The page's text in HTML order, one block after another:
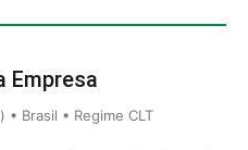
Empresa
Brasil • Regime CLT